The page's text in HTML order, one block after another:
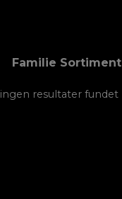
Familie Sortiment
ingen resultater fundet